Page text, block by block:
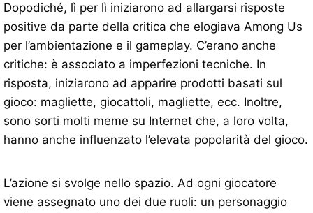
Dopodiché, lì per lì iniziarono ad allargarsi risposte
positive da parte della critica che elogiava Among Us
per l’ambientazione e il gameplay. C’erano anche
critiche: è associato a imperfezioni tecniche. In
risposta, iniziarono ad apparire prodotti basati sul
gioco: magliette, giocattoli, magliette, ecc. Inoltre,
sono sorti molti meme su Internet che, a loro volta,
hanno anche influenzato l’elevata popolarità del gioco.
L’azione si svolge nello spazio. Ad ogni giocatore
viene assegnato uno dei due ruoli: un personaggio